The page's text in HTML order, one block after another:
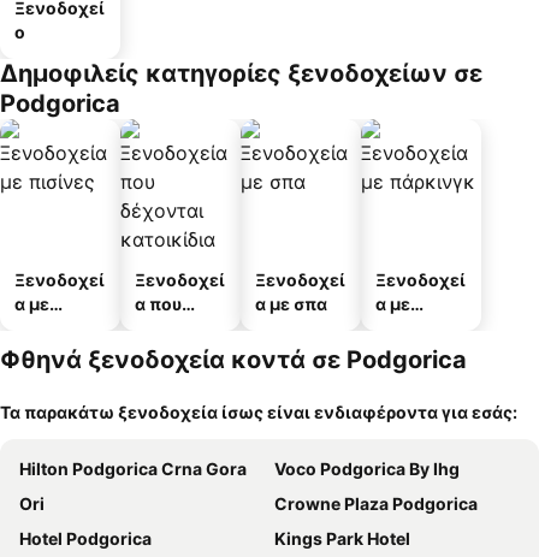
Ξενοδοχεί
ο
Δημοφιλείς κατηγορίες ξενοδοχείων σε
Podgorica
Ξενοδοχεί
α με
Ξενοδοχεί
α που
κατοικίδι
α
Ξενοδοχεί
α με σπα
Ξενοδοχεί
α με
Φθηνά ξενοδοχεία κοντά σε Podgorica
Τα παρακάτω ξενοδοχεία ίσως είναι ενδιαφέροντα για εσάς:
Hilton Podgorica Crna Gora
Voco Podgorica By Ihg
Ori
Crowne Plaza Podgorica
Hotel Podgorica
Kings Park Hotel